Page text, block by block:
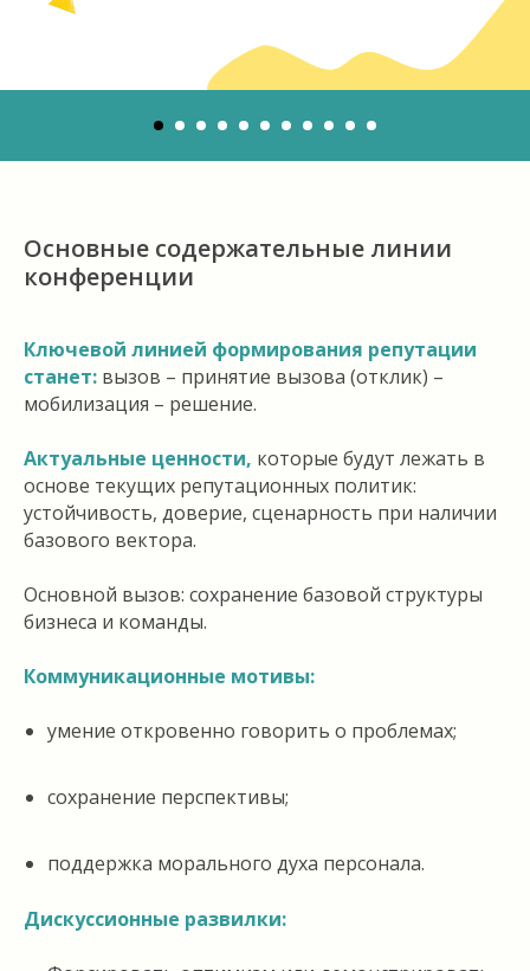
Основные содержательные линии
конференции
Ключевой линией формирования репутации
станет: вызов – принятие вызова (отклик) –
мобилизация – решение.
Актуальные ценности, которые будут лежать в
основе текущих репутационных политик:
устойчивость, доверие, сценарность при наличии
базового вектора.
Основной вызов: сохранение базовой структуры
бизнеса и команды.
Коммуникационные мотивы:
умение откровенно говорить о проблемах;
сохранение перспективы;
поддержка морального духа персонала.
Дискуссионные развилки: